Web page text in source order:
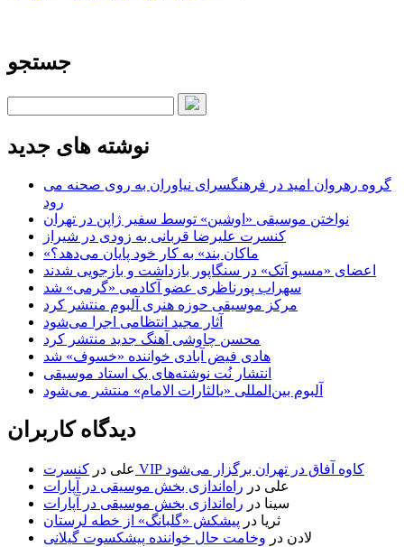
جستجو
نوشته های جدید
گروه رهروان امید در فرهنگسرای نیاوران به روی صحنه می
رود
نواختن موسیقی «اوشین» توسط سفیر ژاپن در تهران
کنسرت علیرضا قربانی به زودی در شیراز
«ماکان بند» به کار خود پایان می‌دهد؟
اعضای «مسیو اَتک» در سنگاپور بازداشت و بازجویی شدند
سهراب پورناظری عضو آکادمی «گرمی» شد
مرکز موسیقی حوزه هنری آلبوم منتشر کرد
آثار مجید انتظامی اجرا می‌شود
محسن چاوشی آهنگ جدید منتشر کرد
هادی فیض آبادی خواننده «خسوف» شد
انتشار نُت نوشته‌های یک استاد موسیقی
آلبوم بین‌المللی «یالثارات الامام» منتشر می‌شود
دیدگاه کاربران
علی در
کنسرت VIP کاوه آفاق در تهران برگزار می‌شود
علی در راه‌اندازی بخش موسیقی در آپارات
سینا در راه‌اندازی بخش موسیقی در آپارات
ثریا در پیشکش «گلبانگ» از خطه لرستان
لادن در وخامت حال خواننده پیشکسوت گیلانی